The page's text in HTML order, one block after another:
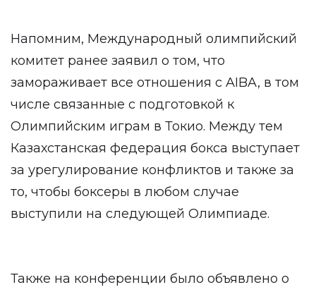
Напомним, Международный олимпийский
комитет ранее заявил о том, что
замораживает все отношения с AIBA, в том
числе связанные с подготовкой к
Олимпийским играм в Токио. Между тем
Казахстанская федерация бокса выступает
за урегулирование конфликтов и также за
то, чтобы боксеры в любом случае
выступили на следующей Олимпиаде.
Также на конференции было объявлено о